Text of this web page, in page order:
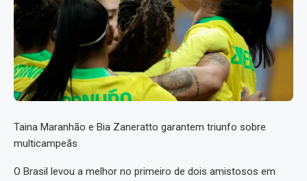
Taina Maranhão e Bia Zaneratto garantem triunfo sobre
multicampeãs
O Brasil levou a melhor no primeiro de dois amistosos em